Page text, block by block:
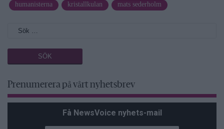
humanisterna
kristallkulan mats sederholm
Prenumerera på vårt nyhetsbrev
Få NewsVoice nyhets-mail